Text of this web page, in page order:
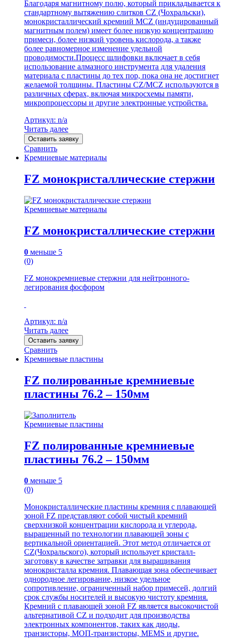
Благодаря магнитному полю, который прикладывается к
стандартному вытяжению слитков CZ (Чохральски),
монокристаллический кремний MCZ (индуцированный
магнитным полем) имеет более низкую концентрацию
примеси, более низкий уровень кислорода, а также
более равномерное изменение удельной
проводимости.Процесс шлифовки включает в себя
использование алмазного инструмента для удаления
материала с пластины до тех пор, пока она не достигнет
желаемой толщины. Пластины CZ/MCZ используются в
различных сферах, включая микросхемы памяти,
микропроцессоры и другие электронные устройства.
Артикул: n/a
Читать далее
Оставить заявку
Сравнить
Кремниевые материалы
FZ монокристаллические стержни
Кремниевые материалы
FZ монокристаллические стержни
0 меньше 5
(0)
FZ монокремниевые стержни для нейтронного-
легирования фосфором
Артикул: n/a
Читать далее
Оставить заявку
Сравнить
Кремниевые пластины
FZ полированные кремниевые
пластины 76.2 – 150мм
Кремниевые пластины
FZ полированные кремниевые
пластины 76.2 – 150мм
0 меньше 5
(0)
Монокристаллические пластины кремния с плавающей
зоной FZ представляют собой чистый кремний
сверхнизкой концентрации кислорода и углерода,
выращенный по технологии плавающей зоны с
вертикальной ориентацией. Этот метод отличается от
CZ(Чохральского), который использует кристалл-
заготовку в качестве затравки для выращивания
монокристалла кремния. Плавающая зона обеспечивает
однородное легирование, низкое удельное
сопротивление, ограниченный набор примесей, долгий
срок службы носителей и высокую чистоту кремния.
Кремний с плавающей зоной FZ является высокочистой
альтернативой CZ и подходит для производства
электронных компонентов, таких как диоды,
транзисторы, МОП-транзисторы, MEMS и другие.